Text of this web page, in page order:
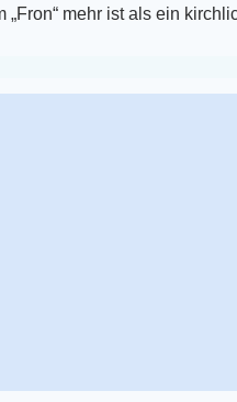
mehr ist als ein